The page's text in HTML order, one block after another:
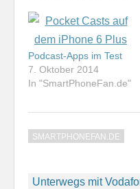
Podcast-Apps im Test
7. Oktober 2014
In "SmartPhoneFan.de"
SMARTPHONEFAN.DE
Unterwegs mit